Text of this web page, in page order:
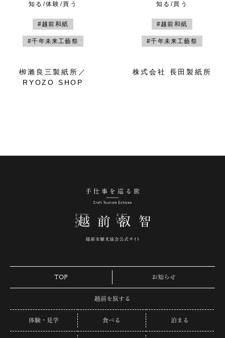
知る/体験/買う
#越前和紙
#千年未来工藝祭
栁瀨良三製紙所／
RYOZO SHOP
知る/買う
#越前和紙
#千年未来工藝祭
株式会社 長田製紙所
TOP お知らせ
越前を旅する
体験・見学 食べる 泊まる